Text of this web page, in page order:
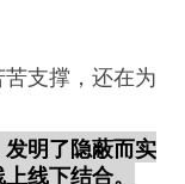
支撑，还在为
明了隐蔽而实
线下结合。